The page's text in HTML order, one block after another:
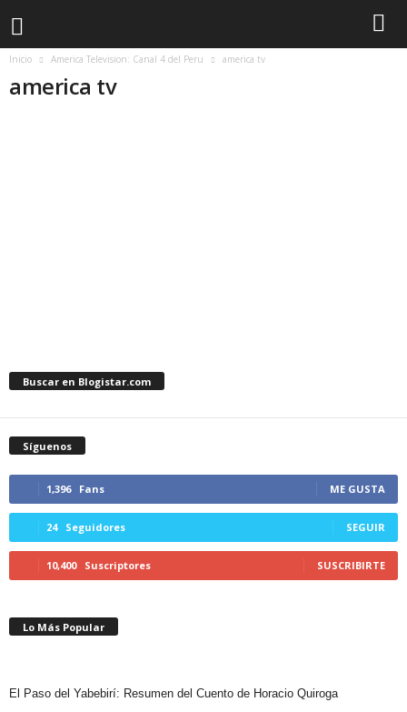
Inicio America Television: Canal 4 del Peru america tv
america tv
Buscar en Blogistar.com
Síguenos
1,396 Fans ME GUSTA
24 Seguidores SEGUIR
10,400 Suscriptores SUSCRIBIRTE
Lo Más Popular
El Paso del Yabebirí: Resumen del Cuento de Horacio Quiroga